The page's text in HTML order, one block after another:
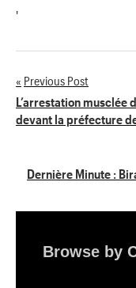
'
Navigation
de
Previous Post
L’arrestation musclée
devant la préfecture
Dernière Minute :
Browse by